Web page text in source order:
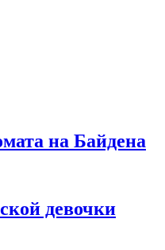
на Байдена
девочки